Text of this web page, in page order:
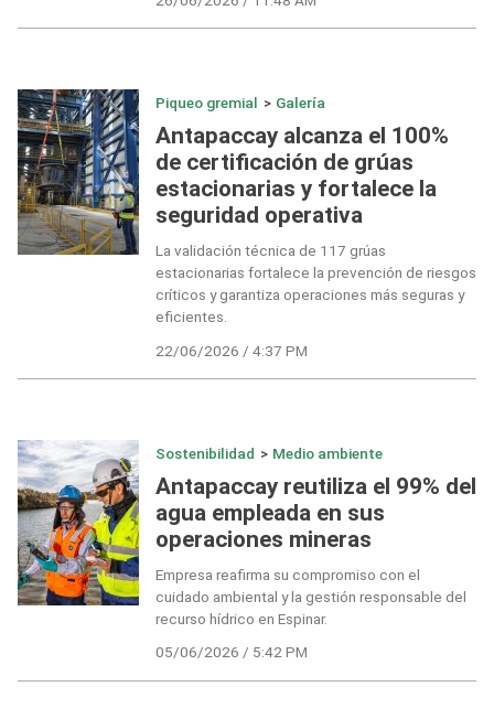
Piqueo gremial > Galería
Antapaccay alcanza el 100%
de certificación de grúas
estacionarias y fortalece la
seguridad operativa
La validación técnica de 117 grúas
estacionarias fortalece la prevención de riesgos
críticos y garantiza operaciones más seguras y
eficientes.
22/06/2026 / 4:37 PM
Sostenibilidad > Medio ambiente
Antapaccay reutiliza el 99% del
agua empleada en sus
operaciones mineras
Empresa reafirma su compromiso con el
cuidado ambiental y la gestión responsable del
recurso hídrico en Espinar.
05/06/2026 / 5:42 PM